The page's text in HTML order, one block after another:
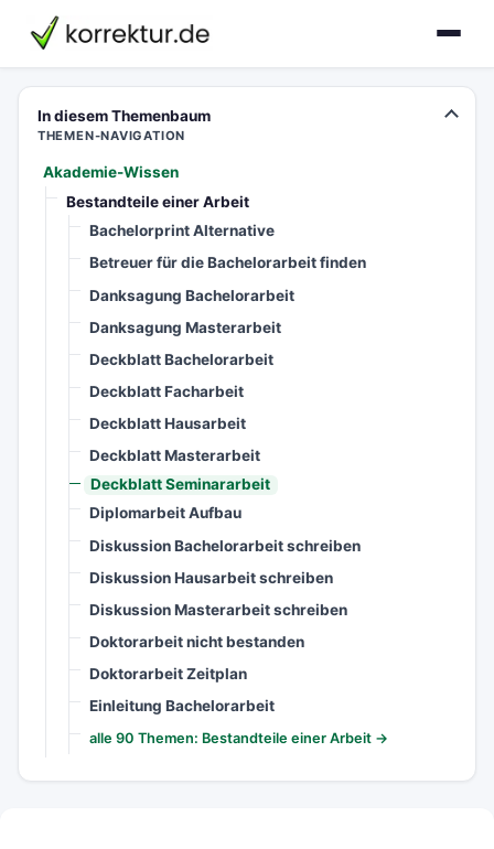
korrektur.de
In diesem Themenbaum
THEMEN-NAVIGATION
Akademie-Wissen
Bestandteile einer Arbeit
Bachelorprint Alternative
Betreuer für die Bachelorarbeit finden
Danksagung Bachelorarbeit
Danksagung Masterarbeit
Deckblatt Bachelorarbeit
Deckblatt Facharbeit
Deckblatt Hausarbeit
Deckblatt Masterarbeit
Deckblatt Seminararbeit
Diplomarbeit Aufbau
Diskussion Bachelorarbeit schreiben
Diskussion Hausarbeit schreiben
Diskussion Masterarbeit schreiben
Doktorarbeit nicht bestanden
Doktorarbeit Zeitplan
Einleitung Bachelorarbeit
alle 90 Themen: Bestandteile einer Arbeit →